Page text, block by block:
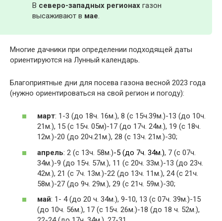
В северо-западных регионах газон
высаживают в мае.
Многие дачники при определении подходящей даты
ориентируются на Лунный календарь.
Благоприятные дни для посева газона весной 2023 года
(нужно ориентироваться на свой регион и погоду):
март: 1-3 (до 18ч. 16м.), 8 (с 15ч.39м.)-13 (до 10ч.
21м.), 15 (с 15ч. 05м)-17 (до 17ч. 24м.), 19 (с 18ч.
12м.)-20 (до 20ч.21м.), 28 (с 13ч. 21м.)-30;
апрель: 2 (с 13ч. 58м.)-5 (до 7ч. 34м.), 7 (с 07ч.
34м.)-9 (до 15ч. 57м.), 11 (с 20ч. 33м.)-13 (до 23ч.
42м.), 21 (с 7ч. 13м.)-22 (до 13ч. 11м.), 24 (с 21ч.
58м.)-27 (до 9ч. 29м.), 29 (с 21ч. 59м.)-30;
май: 1- 4 (до 20 ч. 34м.), 9-10, 13 (с 07ч. 39м.)-15
(до 10ч. 56м.), 17 (с 15ч. 26м.)-18 (до 18 ч. 52м.),